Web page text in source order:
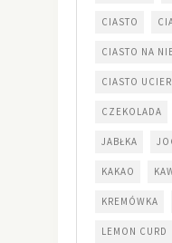
CIASTO
CIASTO NA
CIASTO
CZEKOLADA
JABŁKA
KAKAO
KREMÓWKA
LEMON CURD